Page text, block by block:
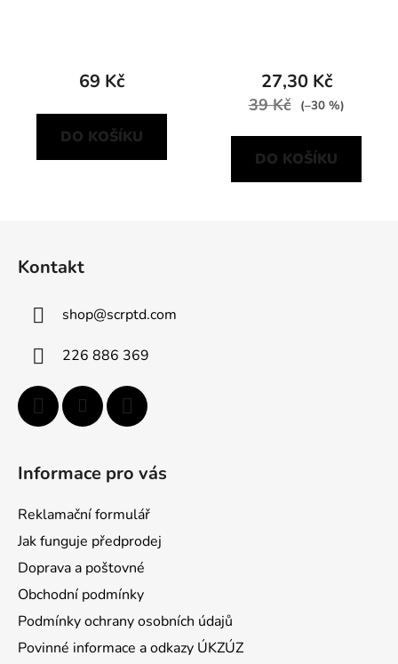
69 Kč
DO KOŠÍKU
27,30 Kč
39 Kč (–30 %)
DO KOŠÍKU
Kontakt
shop@scrptd.com
226 886 369
Informace pro vás
Reklamační formulář
Jak funguje předprodej
Doprava a poštovné
Obchodní podmínky
Podmínky ochrany osobních údajů
Povinné informace a odkazy ÚKZÚZ